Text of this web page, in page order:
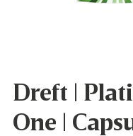
Dreft |
One |